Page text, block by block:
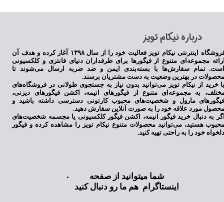
​درباره نیکام تویز
فروشگاه اینترنتی نیکام تویز فعالیت خود را از سال ۱۳۹۸ آغاز کرده و هدف آن
مجموعه‌ای متنوع از فیگورها برای طرفداران دنیای فانتزی و کلکسیونی
تمام سفارش‌ها با بسته‌بندی ایمن و ضد ضربه ارسال می‌شوند تا
در بهترین وضعیت به دست مشتریان برسند.
خرید از نیکام تویز می‌توانید بدون نیاز به جستجوی طولانی در فروشگاه‌های
به مجموعه‌ای متنوع از فیگورهای انیمه، اکشن فیگورهای دیزنی،
مارول و شخصیت‌های محبوب کارتونی دسترسی داشته باشید و
مورد علاقه خود را به صورت آنلاین سفارش دهید.
به دنبال خرید فیگور انیمه، اکشن فیگور کلکسیونی یا مجسمه شخصیت‌های
هستید، می‌توانید محصولات متنوع نیکام تویز را مشاهده کرده و فیگور
خود را به راحتی تهیه کنید.
شما میتوانید از صفحه
اینستاگرام هم ما رو دنبال کنید